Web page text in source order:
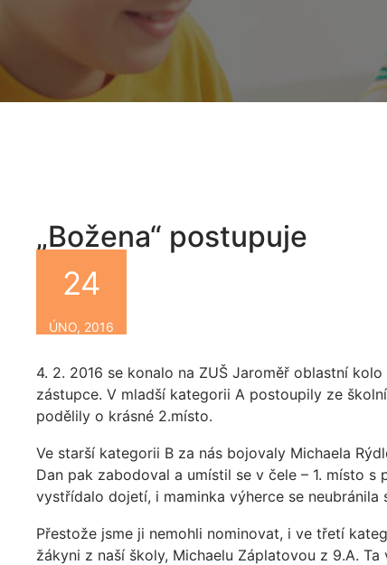
„Božena“ postupuje
By
24
ÚNO, 2016
4. 2. 2016 se konalo na ZUŠ Jaroměř oblastní
zástupce. V mladší kategorii A postoupily ze
podělily o krásné 2.místo.
Ve starší kategorii B za nás bojovaly Michaela
Dan pak zabodoval a umístil se v čele – 1. místo
vystřídalo dojetí, i maminka výherce se neubránila
Přestože jsme ji nemohli nominovat, i ve třetí
žákyni z naší školy, Michaelu Záplatovou z 9.A.